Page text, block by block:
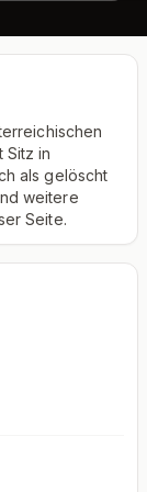
Sitz in
als gelöscht
weitere
Seite.